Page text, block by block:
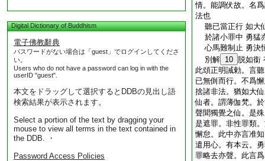
Digital Dictionary of Buddhism
電子佛教辭典
パスワードがない場合は「guest」でログインしてくださ
い。
Users who do not have a password can log in with the
userID "guest".
本文をドラッグして選択するとDDBの見出し語
検索結果が表示されます。
Select a portion of the text by dragging your
mouse to view all terms in the text contained in
the DDB. ・
Password Access Policies
情。能調伏故。名
法也
聽已當正行 如大
於諸小罪中 勇猛
心馬難制止 勇決
別解 10 脱如銜
此頌正明誡勅。言
已無倒而行。不爲
捨諸非法。猶如大
仙者。謂薄伽梵。
聲聞獨覺之仙。是
是遮罪。非性罪類
懈怠。此中亦言准
遣用心。有本云。
罪略去亦聲。此言